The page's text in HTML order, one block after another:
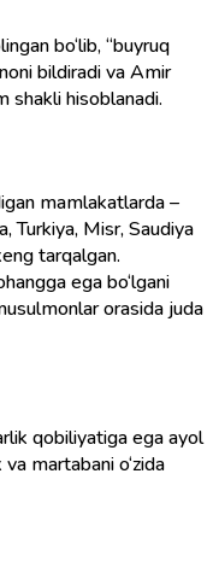
bildiradi va Amir
shakli hisoblanadi.
mamlakatlarda –
Turkiya, Misr, Saudiya
tarqalgan.
ega bo‘lgani
orasida juda
qobiliyatiga ega ayol
martabani o‘zida